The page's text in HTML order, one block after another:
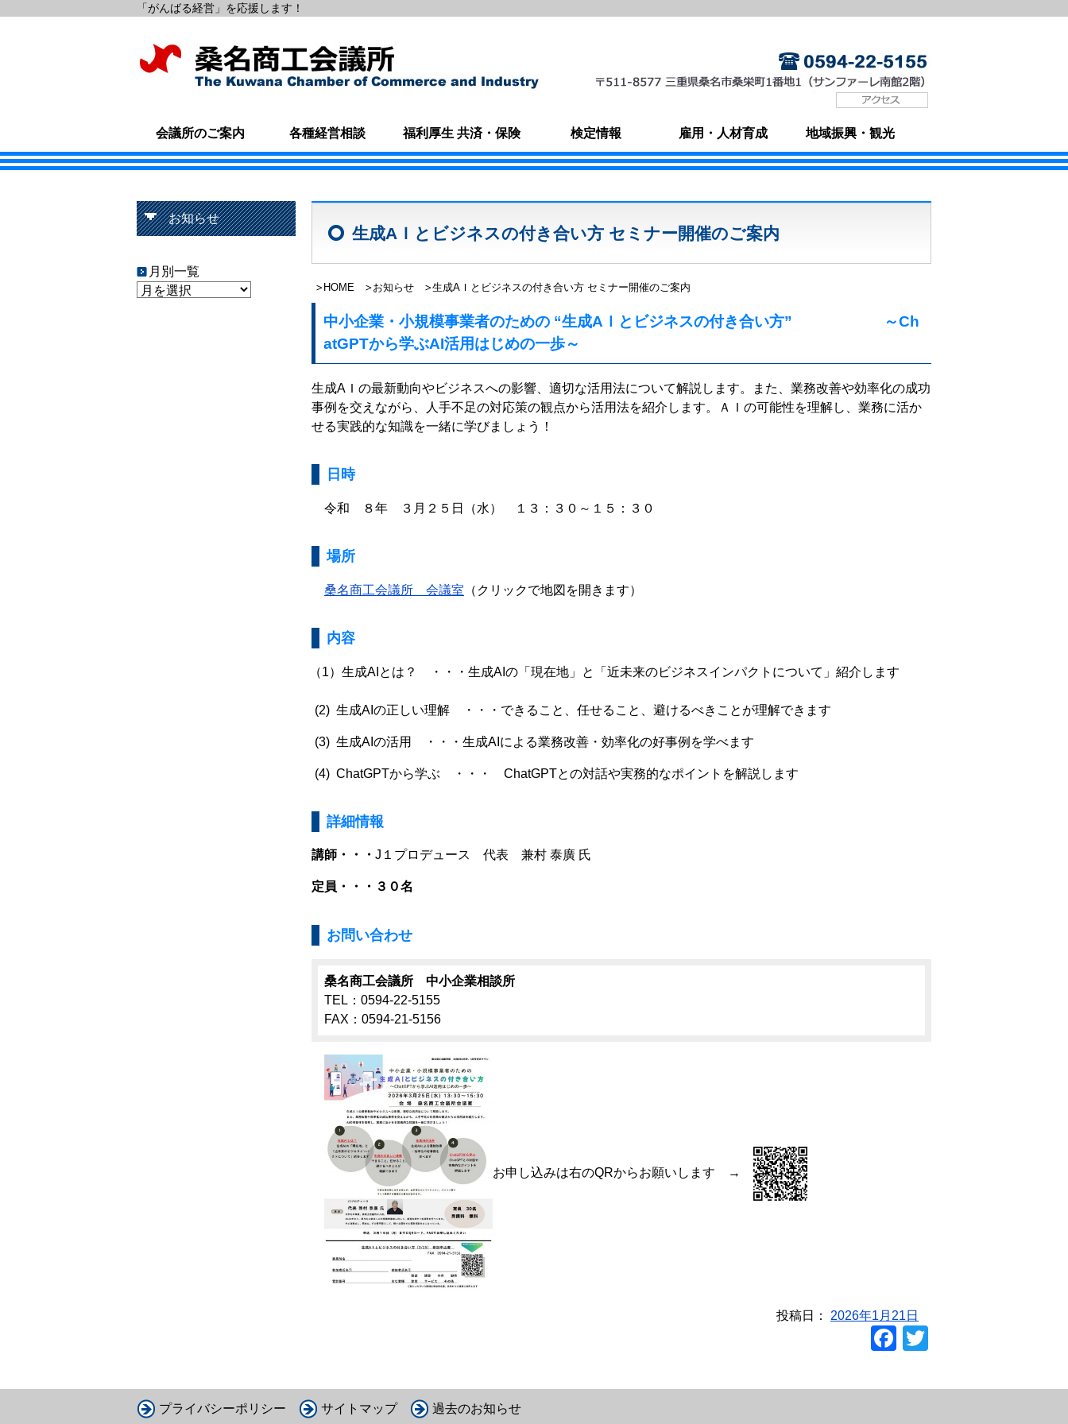
「がんばる経営」を応援します！
会議所のご案内 各種経営相談 福利厚生 共済・保険 検定情報 雇用・人材育成 地域振興・観光
お知らせ
月別一覧
生成AＩとビジネスの付き合い方 セミナー開催のご案内
HOME お知らせ 生成AＩとビジネスの付き合い方 セミナー開催のご案内
中小企業・小規模事業者のための “生成AＩとビジネスの付き合い方” ～Ch
atGPTから学ぶAI活用はじめの一歩～
生成AＩの最新動向やビジネスへの影響、適切な活用法について解説します。
また、業務改善や効率化の成功
事例を交えながら、人手不足の対応策の観点から活用法を紹介します。ＡＩの可能性を理解し、業務に活か
せる実践的な知識を一緒に学びましょう！
日時
令和 ８年 ３月２５日（水） １３：３０～１５：３０
場所
桑名商工会議所 会議室 （クリックで地図を開きます）
内容
生成AIとは？ ・・・生成AIの「現在地」と「近未来のビジネスインパクトについて」紹介します
(2) 生成AIの正しい理解 ・・・できること、任せること、避けるべきことが理解できます
(3) 生成AIの活用 ・・・生成AIによる業務改善・効率化の好事例を学べます
(4) ChatGPTから学ぶ ・・・ ChatGPTとの対話や実務的なポイントを解説します
詳細情報
講師・・・ J１プロデュース 代表 兼村 泰廣 氏
定員・・・３０名
お問い合わせ
桑名商工会議所 中小企業相談所
TEL：0594-22-5155
FAX：0594-21-5156
お申し込みは右のQRからお願いします →
投稿日： 2026年1月21日
F
c
tt
プライバシーポリシー サイトマップ 過去のお知らせ